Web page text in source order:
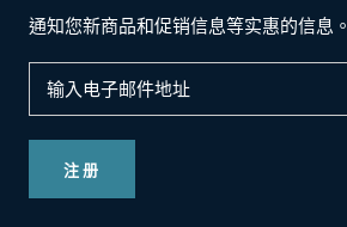
通知您新商品和促销信息等实惠的信息。
注册